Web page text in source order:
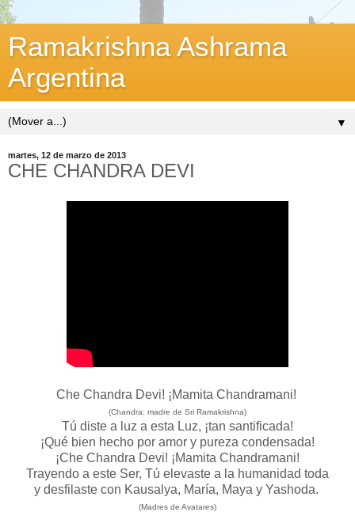
Ramakrishna Ashrama
Argentina
▼
martes, 12 de marzo de 2013
CHE CHANDRA DEVI
Che Chandra Devi! ¡Mamita Chandramani!
(Chandra: madre de Sri Ramakrishna)
Tú diste a luz a esta Luz, ¡tan santificada!
¡Qué bien hecho por amor y pureza condensada!
¡Che Chandra Devi! ¡Mamita Chandramani!
Trayendo a este Ser, Tú elevaste a la humanidad toda
y desfilaste con Kausalya, María, Maya y Yashoda.
(Madres de Avatares)